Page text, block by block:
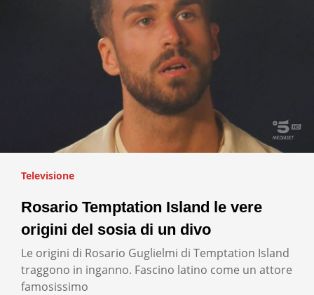
Televisione
Rosario Temptation Island le vere
origini del sosia di un divo
Le origini di Rosario Guglielmi di Temptation Island
traggono in inganno. Fascino latino come un attore
famosissimo